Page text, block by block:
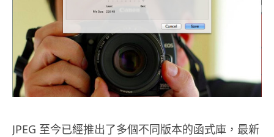
JPEG 至今已經推出了多個不同版本的函式庫，最新